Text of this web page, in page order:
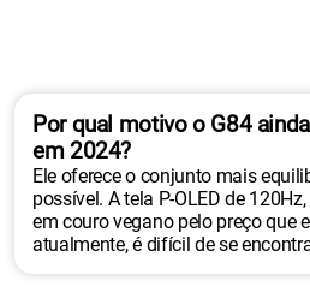
Por qual motivo o G84
em 2024?
Ele oferece o conjunto mais
possível. A tela P-OLED de
em couro vegano pelo preço que
atualmente, é difícil de se